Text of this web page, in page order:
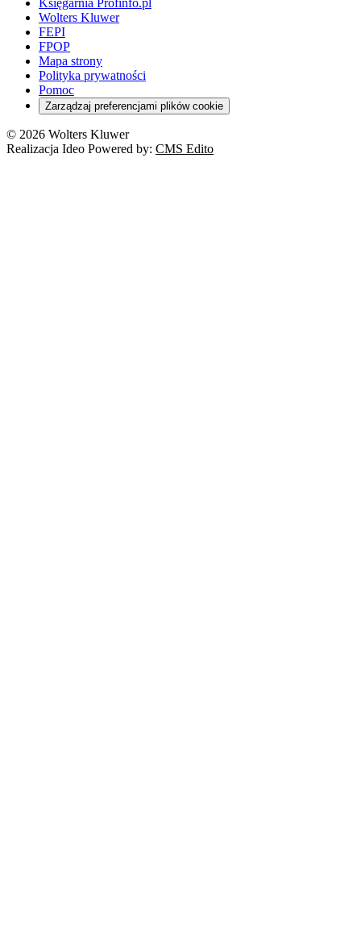
Nowe uprawnienia PIP
Orzeczenia
Energetyka
ESG
Kredyty
Cło
Deregulacja
Cyberbezpieczeństwo
Franczyza
Prawo autorskie
Emerytury i renty
Pacjent
Szkoła i uczeń
Turystyka
Orzeczenia
RODO
Wolters Kluwer
FEPI
FPOP
Mapa strony
Polityka prywatności
Pomoc
Zarządzaj preferencjami plików cookie
© 2026 Wolters Kluwer
Realizacja Ideo Powered by: CMS Edito